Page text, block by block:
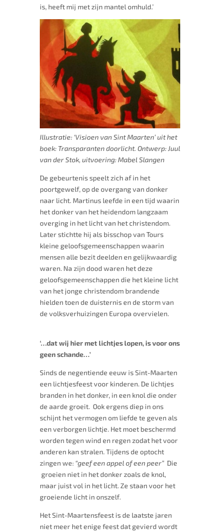
is, heeft mij met zijn mantel omhuld.’
Illustratie: ‘Visioen van Sint Maarten’ uit het
boek: Transparanten doorlicht. Ontwerp: Juul
van der Stok, uitvoering: Mabel Slangen
De gebeurtenis speelt zich af in het
poortgewelf, op de overgang van donker
naar licht. Martinus leefde in een tijd waarin
het donker van het heidendom langzaam
overging in het licht van het christendom.
Later stichtte hij als bisschop van Tours
kleine geloofsgemeenschappen waarin
mensen alle bezit deelden en gelijkwaardig
waren. Na zijn dood waren het deze
geloofsgemeenschappen die het kleine licht
van het jonge christendom brandende
hielden toen de duisternis en de storm van
de volksverhuizingen Europa overvielen.
‘…dat wij hier met lichtjes lopen, is voor ons
geen schande…’
Sinds de negentiende eeuw is Sint-Maarten
een lichtjesfeest voor kinderen. De lichtjes
branden in het donker, in een knol die onder
de aarde groeit. Ook ergens diep in ons
schijnt het vermogen om liefde te geven als
een verborgen lichtje. Het moet beschermd
worden tegen wind en regen zodat het voor
anderen kan stralen. Tijdens de optocht
zingen we: “geef een appel of een peer”Die
groeien niet in het donker zoals de knol,
maar juist vol in het licht. Ze staan voor het
groeiende licht in onszelf.
Het Sint-Maartensfeest is de laatste jaren
niet meer het enige feest dat gevierd wordt